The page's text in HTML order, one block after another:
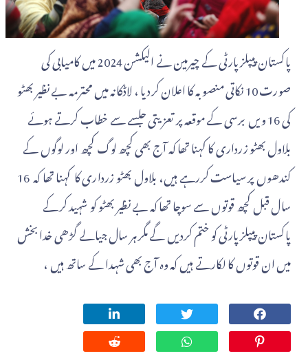
پاکستان پیپلزپارٹی کے چیرمین نے الیکشن 2024 میں کامیابی کی
صورت 10 نکاتی منصوبہ کا اعلان کردیا ، لاڈکانہ میں محترمہ بے نظیر بھٹو
کی 16 ویں برسی کے موقعہ پر تعزیتی جلسے سے خطاب کرتے ہوئے
بلاول بھٹو زرداری کا کہنا تھا کہ آج بھی کچھ لوگ کچھ اور لوگوں کے
کندھوں پر سیاست کررہے ہیں، بلاول بھٹو زرداری کا کہنا تھا کہ 16
سال قبل کچھ قوتوں سے سوچا تھا کہ بے نظیر بھٹو کو شہید کرکے
پاکستان پیپلزپارٹی کو ختم کردیں گے مگر ہر سال جیالے گڑھی خدا بخش
میں ان قوتوں کا لکارتے ہیں کہ وہ آج بھی شہدا کے ساتھ ہیں ،